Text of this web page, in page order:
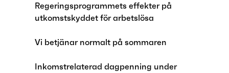
Regeringsprogrammets effekter på
utkomstskyddet för arbetslösa
Vi betjänar normalt på sommaren
Inkomstrelaterad dagpenning under